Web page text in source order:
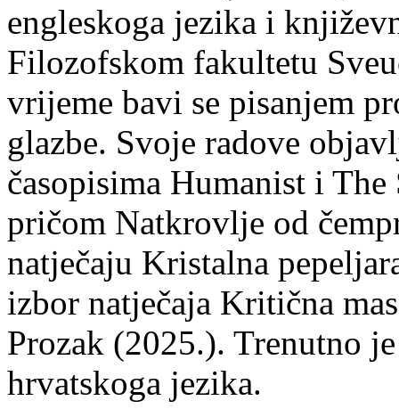
engleskoga jezika i
Filozofskom fakultetu
vrijeme bavi se pisanjem
glazbe. Svoje radove
časopisima Humanist i
pričom Natkrovlje od
natječaju Kristalna
izbor natječaja Kritična
Prozak (2025.). Trenutno
hrvatskoga jezika.